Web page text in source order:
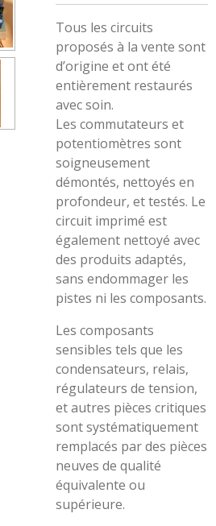
Tous les circuits
proposés à la vente sont
d’origine et ont été
entièrement restaurés
avec soin.
Les commutateurs et
potentiomètres sont
soigneusement
démontés, nettoyés en
profondeur, et testés. Le
circuit imprimé est
également nettoyé avec
des produits adaptés,
sans endommager les
pistes ni les composants.
Les composants
sensibles tels que les
condensateurs, relais,
régulateurs de tension,
et autres pièces critiques
sont systématiquement
remplacés par des pièces
neuves de qualité
équivalente ou
supérieure.